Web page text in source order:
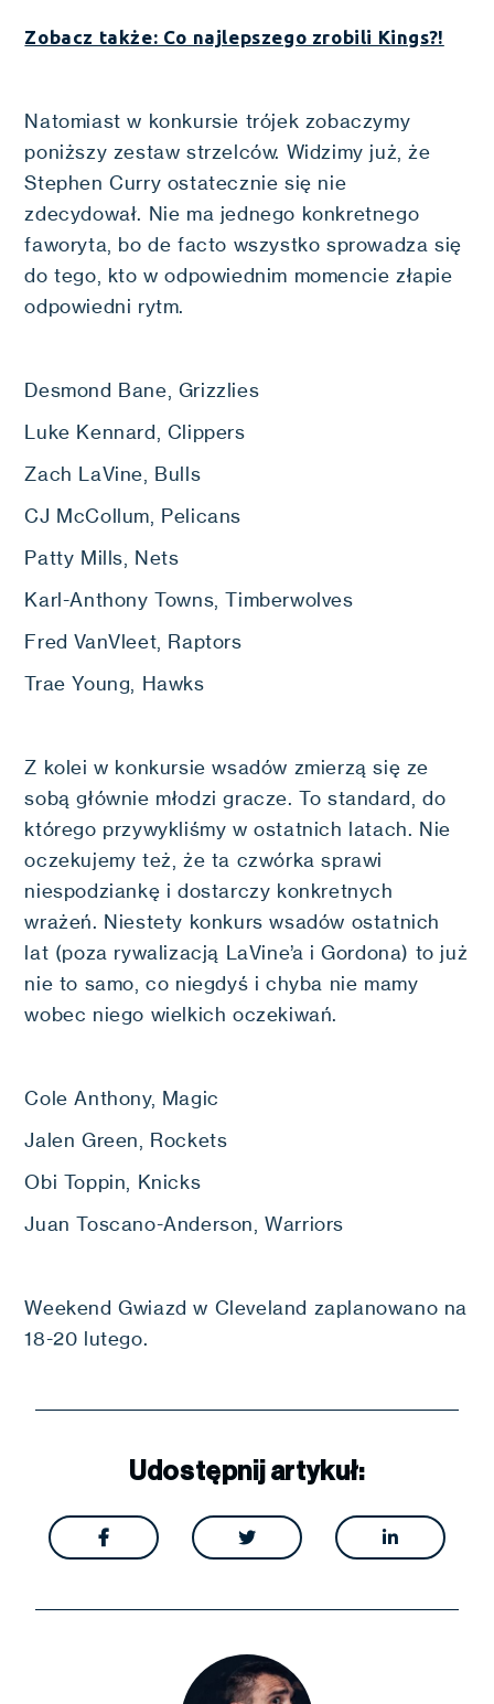
Zobacz także: Co najlepszego zrobili Kings?!
Natomiast w konkursie trójek zobaczymy
poniższy zestaw strzelców. Widzimy już, że
Stephen Curry ostatecznie się nie
zdecydował. Nie ma jednego konkretnego
faworyta, bo de facto wszystko sprowadza się
do tego, kto w odpowiednim momencie złapie
odpowiedni rytm.
Desmond Bane, Grizzlies
Luke Kennard, Clippers
Zach LaVine, Bulls
CJ McCollum, Pelicans
Patty Mills, Nets
Karl-Anthony Towns, Timberwolves
Fred VanVleet, Raptors
Trae Young, Hawks
Z kolei w konkursie wsadów zmierzą się ze
sobą głównie młodzi gracze. To standard, do
którego przywykliśmy w ostatnich latach. Nie
oczekujemy też, że ta czwórka sprawi
niespodziankę i dostarczy konkretnych
wrażeń. Niestety konkurs wsadów ostatnich
lat (poza rywalizacją LaVine’a i Gordona) to już
nie to samo, co niegdyś i chyba nie mamy
wobec niego wielkich oczekiwań.
Cole Anthony, Magic
Jalen Green, Rockets
Obi Toppin, Knicks
Juan Toscano-Anderson, Warriors
Weekend Gwiazd w Cleveland zaplanowano na
18-20 lutego.
Udostępnij artykuł:
  